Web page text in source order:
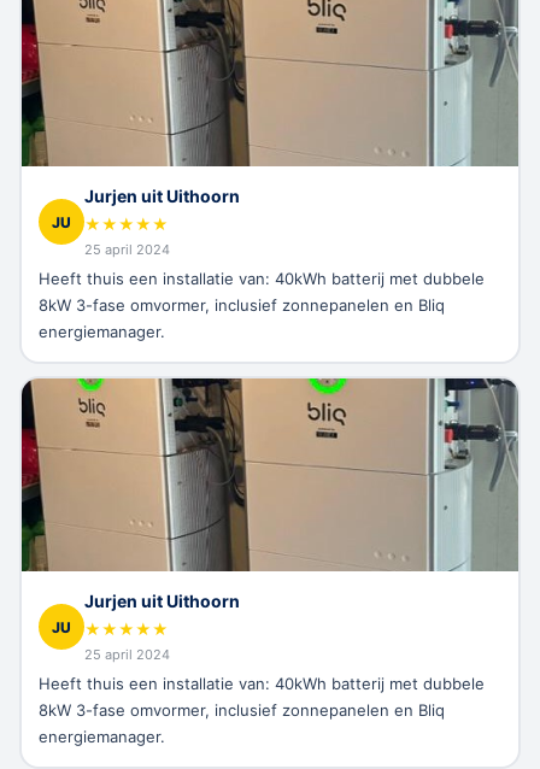
JU
Jurjen uit Uithoorn
★★★★★
25 april 2024
Heeft thuis een installatie van: 40kWh batterij met dubbele
8kW 3-fase omvormer, inclusief zonnepanelen en Bliq
energiemanager.
JU
Jurjen uit Uithoorn
★★★★★
25 april 2024
Heeft thuis een installatie van: 40kWh batterij met dubbele
8kW 3-fase omvormer, inclusief zonnepanelen en Bliq
energiemanager.